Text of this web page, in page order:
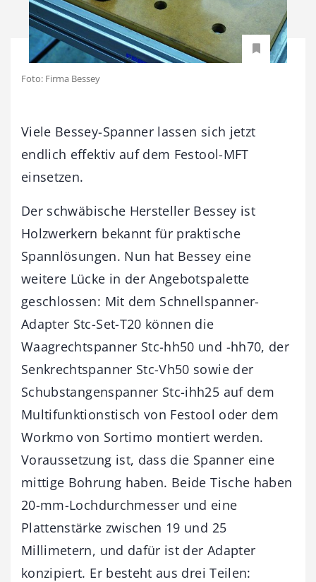
Foto: Firma Bessey
Viele Bessey-Spanner lassen sich jetzt
endlich effektiv auf dem Festool-MFT
einsetzen.
Der schwäbische Hersteller Bessey ist
Holzwerkern bekannt für praktische
Spannlösungen. Nun hat Bessey eine
weitere Lücke in der Angebotspalette
geschlossen: Mit dem Schnellspanner-
Adapter Stc-Set-T20 können die
Waagrechtspanner Stc-hh50 und -hh70, der
Senkrechtspanner Stc-Vh50 sowie der
Schubstangenspanner Stc-ihh25 auf dem
Multifunktionstisch von Festool oder dem
Workmo von Sortimo montiert werden.
Voraussetzung ist, dass die Spanner eine
mittige Bohrung haben. Beide Tische haben
20-mm-Lochdurchmesser und eine
Plattenstärke zwischen 19 und 25
Millimetern, und dafür ist der Adapter
konzipiert. Er besteht aus drei Teilen: